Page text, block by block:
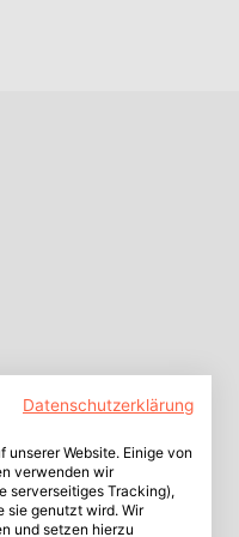
Datenschutzerklärung
Website. Einige von
verwenden wir
serverseitiges Tracking),
sie genutzt wird. Wir
und setzen hierzu